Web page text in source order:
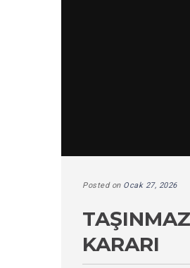
Posted on Ocak 27, 2026
KARARI